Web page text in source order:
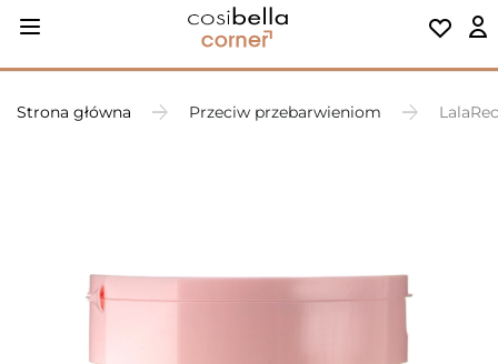
Strona główna Przeciw przebarwieniom